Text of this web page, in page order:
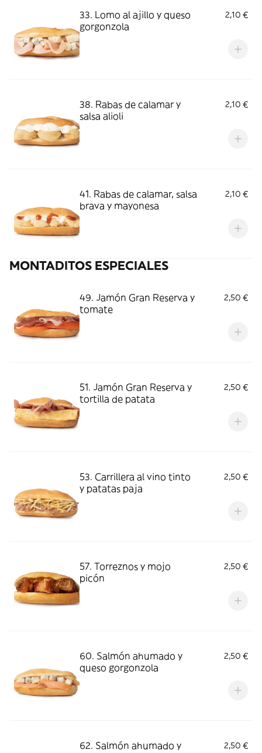
33. Lomo al ajillo y queso
gorgonzola
2,10 €
38. Rabas de calamar y
salsa alioli
2,10 €
41. Rabas de calamar, salsa
brava y mayonesa
2,10 €
MONTADITOS ESPECIALES
49. Jamón Gran Reserva y
tomate
2,50 €
51. Jamón Gran Reserva y
tortilla de patata
2,50 €
53. Carrillera al vino tinto
y patatas paja
2,50 €
57. Torreznos y mojo
picón
2,50 €
60. Salmón ahumado y
queso gorgonzola
2,50 €
62. Salmón ahumado y
2,50 €